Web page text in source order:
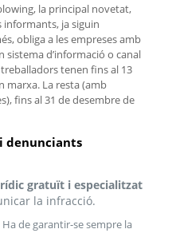
la principal novetat,
informants, ja siguin
obliga a les empreses amb
sistema d’informació o canal
tenen fins al 13
marxa. La resta (amb
fins al 31 de desembre de
denunciants
gratuït i especialitzat
la infracció.
Ha de garantir-se sempre la